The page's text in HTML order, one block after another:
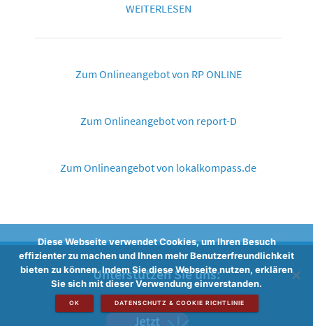
WEITERLESEN
Zum Onlineangebot von RP ONLINE
Zum Onlineangebot von report-D
Zum Onlineangebot von lokalkompass.de
Unterstützen Sie uns:
Diese Webseite verwendet Cookies, um Ihren Besuch
effizienter zu machen und Ihnen mehr Benutzerfreundlichkeit
bieten zu können. Indem Sie diese Webseite nutzen, erklären
Sie sich mit dieser Verwendung einverstanden.
OK DATENSCHUTZ & COOKIE RICHTLINIE